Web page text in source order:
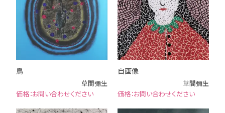
鳥
草間彌生
お問い合わせください
自画像
草間彌生
お問い合わせください